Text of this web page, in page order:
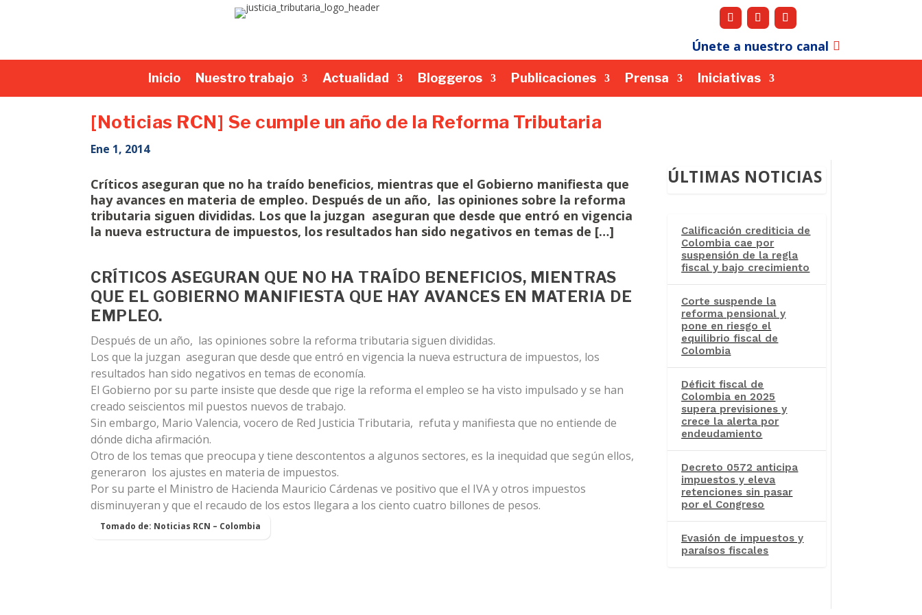
Únete a nuestro canal
Inicio Nuestro trabajo Actualidad Bloggeros Publicaciones Prensa Iniciativas
[Noticias RCN] Se cumple un año de la Reforma Tributaria
Ene 1, 2014
Críticos aseguran que no ha traído beneficios, mientras que el Gobierno manifiesta que
hay avances en materia de empleo. Después de un año, las opiniones sobre la reforma
tributaria siguen divididas. Los que la juzgan aseguran que desde que entró en vigencia
la nueva estructura de impuestos, los resultados han sido negativos en temas de […]
CRÍTICOS ASEGURAN QUE NO HA TRAÍDO BENEFICIOS, MIENTRAS
QUE EL GOBIERNO MANIFIESTA QUE HAY AVANCES EN MATERIA DE
EMPLEO.
Después de un año, las opiniones sobre la reforma tributaria siguen divididas.
Los que la juzgan aseguran que desde que entró en vigencia la nueva estructura de impuestos, los
resultados han sido negativos en temas de economía.
El Gobierno por su parte insiste que desde que rige la reforma el empleo se ha visto impulsado y se han
creado seiscientos mil puestos nuevos de trabajo.
Sin embargo, Mario Valencia, vocero de Red Justicia Tributaria, refuta y manifiesta que no entiende de
dónde dicha afirmación.
Otro de los temas que preocupa y tiene descontentos a algunos sectores, es la inequidad que según ellos,
generaron los ajustes en materia de impuestos.
Por su parte el Ministro de Hacienda Mauricio Cárdenas ve positivo que el IVA y otros impuestos
disminuyeran y que el recaudo de los estos llegara a los ciento cuatro billones de pesos.
Tomado de: Noticias RCN – Colombia
ÚLTIMAS NOTICIAS
Calificación crediticia de
Colombia cae por
suspensión de la regla
fiscal y bajo crecimiento
Corte suspende la
reforma pensional y
pone en riesgo el
equilibrio fiscal de
Colombia
Déficit fiscal de
Colombia en 2025
supera previsiones y
crece la alerta por
endeudamiento
Decreto 0572 anticipa
impuestos y eleva
retenciones sin pasar
por el Congreso
Evasión de impuestos y
paraísos fiscales